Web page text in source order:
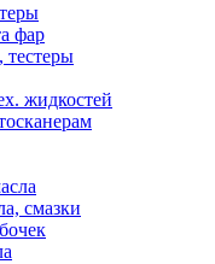
фар
тестеры
жидкостей
смазки